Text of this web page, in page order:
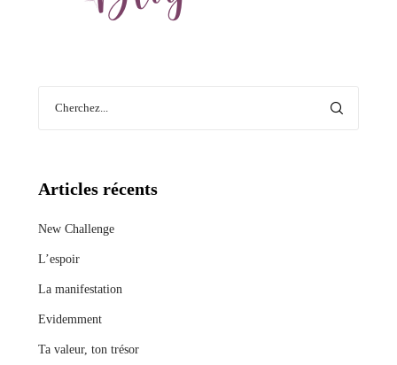
Articles récents
New Challenge
L’espoir
La manifestation
Evidemment
Ta valeur, ton trésor